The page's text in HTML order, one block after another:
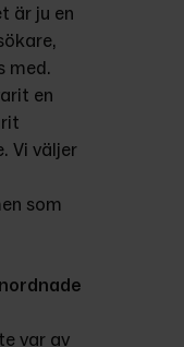
är ju en
med.
en
Vi väljer
som
var av